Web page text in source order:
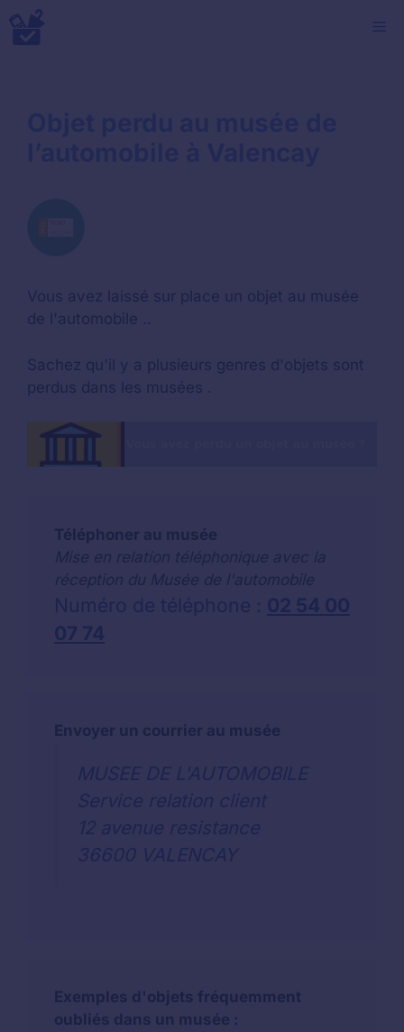
Aller
au
Vous avez laissé sur place un objet au musée
de l'automobile ..
Sachez qu'il y a plusieurs genres d'objets sont
perdus dans les musées .
Exemples d'objets fréquemment
oubliés dans un musée :